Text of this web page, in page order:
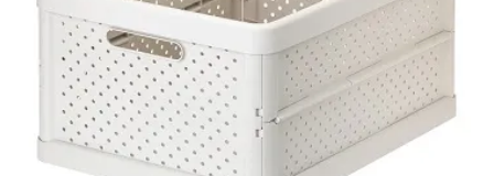
Ofertas
Marcas
Catálogos